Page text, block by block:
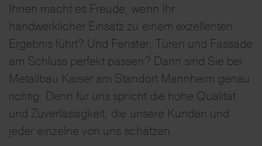
Ihnen macht es Freude, wenn Ihr
handwerklicher Einsatz zu einem exzellenten
Ergebnis führt? Und Fenster, Türen und Fassade
am Schluss perfekt passen? Dann sind Sie bei
Metallbau Kaiser am Standort Mannheim genau
richtig. Denn für uns spricht die hohe Qualität
und Zuverlässigkeit, die unsere Kunden und
jeder einzelne von uns schätzen.